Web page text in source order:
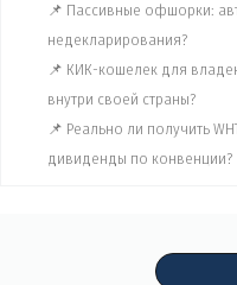
📌 Пассивные офшорки:
недекларирования?
📌 КИК-кошелек для
внутри своей страны?
📌 Реально ли получить
дивиденды по конвенции?